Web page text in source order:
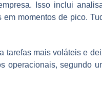
Isso inclui
momentos de pico.
tarefas mais voláteis e
operacionais, segundo